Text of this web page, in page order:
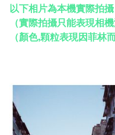
以下相片為本機實際拍
（實際拍攝只能表現相
（顏色,顆粒表現因菲林